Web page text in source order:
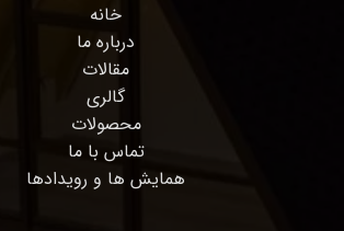
خانه
درباره ما
مقالات
گالری
محصولات
تماس با ما
همایش ها و رویدادها